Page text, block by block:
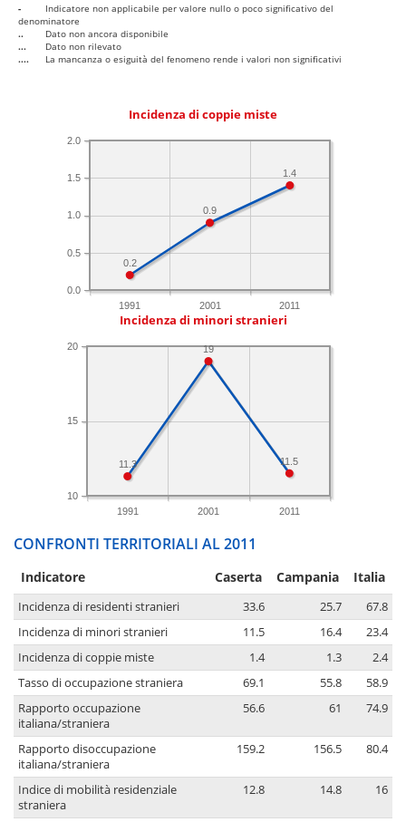
-
Indicatore non applicabile per valore nullo o poco significativo del
denominatore
..
Dato non ancora disponibile
...
Dato non rilevato
....
La mancanza o esiguità del fenomeno rende i valori non significativi
Incidenza di coppie miste
1991 2001 2011
0.0
0.5
1.0
1.5
2.0
1.4
0.9
0.2
Incidenza di minori stranieri
1991 2001 2011
10
15
20
11.5
19
11.3
CONFRONTI TERRITORIALI AL 2011
Indicatore Caserta Campania Italia
Incidenza di residenti stranieri 33.6 25.7
67.8
Incidenza di minori stranieri
11.5 16.4
23.4
Incidenza di coppie miste
1.4 1.3
2.4
Tasso di occupazione straniera
69.1 55.8
58.9
Rapporto occupazione
italiana/straniera
56.6 61 74.9
Rapporto disoccupazione
italiana/straniera
159.2 156.5 80.4
Indice di mobilità residenziale
straniera
12.8 14.8 16